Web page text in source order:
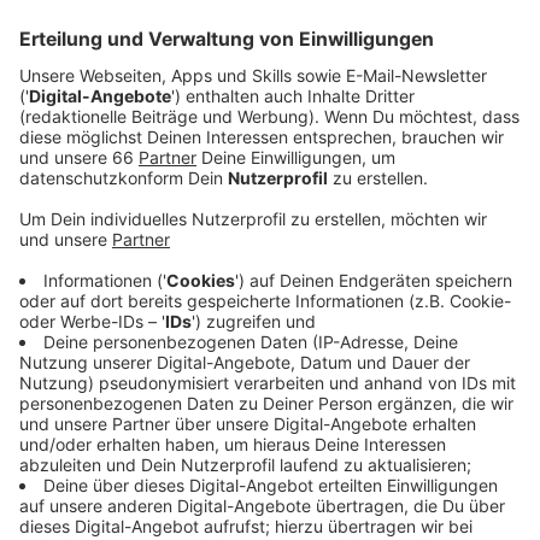
Veröffentlicht: Donnerstag, 26.10.2023 15:34
Anzeige
Beide tragen einen grippalen Infekt mit sich rum. Daher
wird das Mittelfeld vermutlich wieder aus der Achse
Ao Tanaka, Yannick Engelhardt und Shinta Appelkamp
bestehen. Für Fortuna-Coach Daniel Thioune kein
Problem:
Anzeige